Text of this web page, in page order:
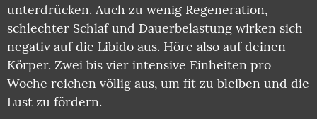
unterdrücken. Auch zu wenig Regeneration,
schlechter Schlaf und Dauerbelastung wirken sich
negativ auf die Libido aus. Höre also auf deinen
Körper. Zwei bis vier intensive Einheiten pro
Woche reichen völlig aus, um fit zu bleiben und die
Lust zu fördern.